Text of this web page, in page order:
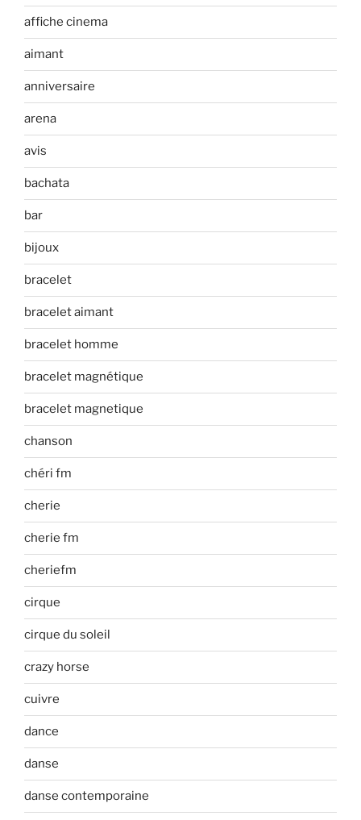
affiche cinema
aimant
anniversaire
arena
avis
bachata
bar
bijoux
bracelet
bracelet aimant
bracelet homme
bracelet magnétique
bracelet magnetique
chanson
chéri fm
cherie
cherie fm
cheriefm
cirque
cirque du soleil
crazy horse
cuivre
dance
danse
danse contemporaine